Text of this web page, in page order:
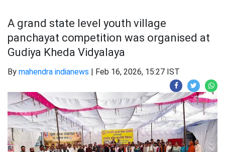
A grand state level youth village
panchayat competition was organised at
Gudiya Kheda Vidyalaya
By mahendra indianews | Feb 16, 2026, 15:27 IST